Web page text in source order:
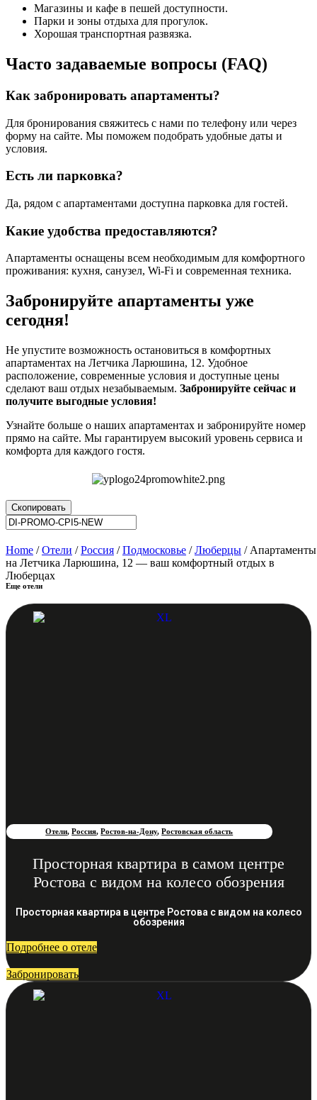
Магазины и кафе в пешей доступности.
Парки и зоны отдыха для прогулок.
Хорошая транспортная развязка.
Часто задаваемые вопросы (FAQ)
Как забронировать апартаменты?
Для бронирования свяжитесь с нами по телефону или через
форму на сайте. Мы поможем подобрать удобные даты и
условия.
Есть ли парковка?
Да, рядом с апартаментами доступна парковка для гостей.
Какие удобства предоставляются?
Апартаменты оснащены всем необходимым для комфортного
проживания: кухня, санузел, Wi-Fi и современная техника.
Забронируйте апартаменты уже
сегодня!
Не упустите возможность остановиться в комфортных
апартаментах на Летчика Ларюшина, 12. Удобное
расположение, современные условия и доступные цены
сделают ваш отдых незабываемым. Забронируйте сейчас и
получите выгодные условия!
Узнайте больше о наших апартаментах и забронируйте номер
прямо на сайте. Мы гарантируем высокий уровень сервиса и
комфорта для каждого гостя.
Скопировать
Home /Отели /Россия /Подмосковье /Люберцы / Апартаменты
на Летчика Ларюшина, 12 — ваш комфортный отдых в
Люберцах
Еще отели
Отели,Россия,Ростов-на-Дону,Ростовская область
Просторная квартира в самом центре
Ростова с видом на колесо обозрения
Просторная квартира в центре Ростова с видом на колесо
обозрения
Подробнее о отеле
Забронировать